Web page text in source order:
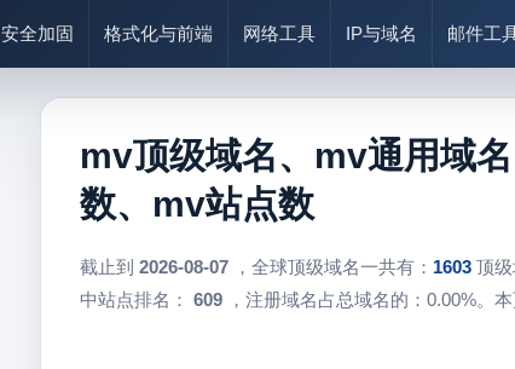
安全加固 格式化与前端 网络工具 IP与域名 邮件工
mv顶级域名、mv通用域
数、mv站点数
截止到 2026-08-07，全球顶级域名一共有： 1603 顶
中站点排名： 609，注册域名占总域名的：0.00%。